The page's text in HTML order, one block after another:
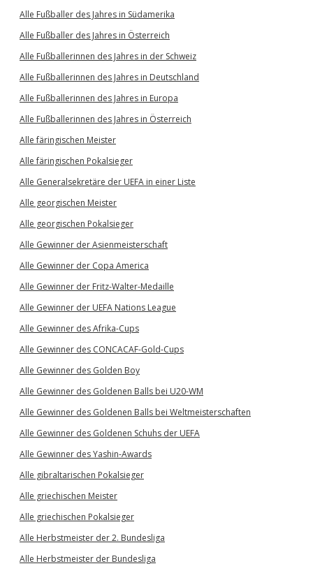
Alle Fußballer des Jahres in Südamerika
Alle Fußballer des Jahres in Österreich
Alle Fußballerinnen des Jahres in der Schweiz
Alle Fußballerinnen des Jahres in Deutschland
Alle Fußballerinnen des Jahres in Europa
Alle Fußballerinnen des Jahres in Österreich
Alle färingischen Meister
Alle färingischen Pokalsieger
Alle Generalsekretäre der UEFA in einer Liste
Alle georgischen Meister
Alle georgischen Pokalsieger
Alle Gewinner der Asienmeisterschaft
Alle Gewinner der Copa America
Alle Gewinner der Fritz-Walter-Medaille
Alle Gewinner der UEFA Nations League
Alle Gewinner des Afrika-Cups
Alle Gewinner des CONCACAF-Gold-Cups
Alle Gewinner des Golden Boy
Alle Gewinner des Goldenen Balls bei U20-WM
Alle Gewinner des Goldenen Balls bei Weltmeisterschaften
Alle Gewinner des Goldenen Schuhs der UEFA
Alle Gewinner des Yashin-Awards
Alle gibraltarischen Pokalsieger
Alle griechischen Meister
Alle griechischen Pokalsieger
Alle Herbstmeister der 2. Bundesliga
Alle Herbstmeister der Bundesliga